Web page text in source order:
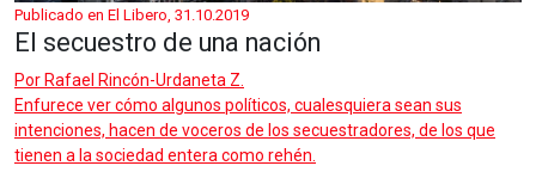
Publicado en El Libero, 31.10.2019
El secuestro de una nación
PorRafael Rincón-Urdaneta Z.
Enfurece ver cómo algunos políticos, cualesquiera sean sus
intenciones, hacen de voceros de los secuestradores, de los que
tienen a la sociedad entera como rehén.